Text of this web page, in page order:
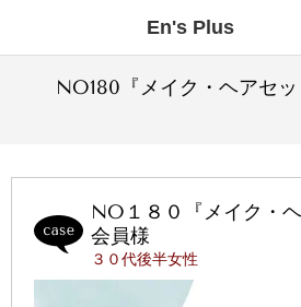
En's Plus
NO180『メイク・ヘアセ
NO１８０『メイク・
会員様
３０代後半女性